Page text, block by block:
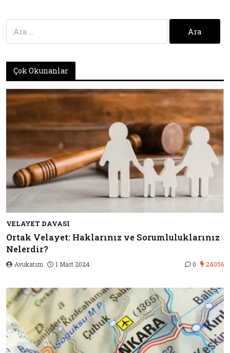
Çok Okunanlar
VELAYET DAVASI
Ortak Velayet: Haklarınız ve Sorumluluklarınız
Nelerdir?
Avukatım 1 Mart 2024 0 24056